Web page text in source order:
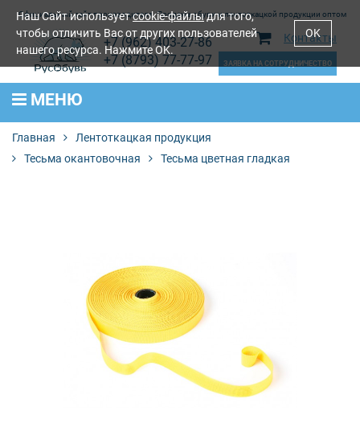
Официальный сайт производителя. Продажа обуви и лентоткацкой продукции оптом
+7 (962) 403-27-86
+7 (8793) 77-77-97
ЗАЯВКА НА СОТРУДНИЧЕСТВО
Контакты
МЕНЮ
Главная
Лентоткацкая продукция
Тесьма окантовочная
Тесьма цветная гладкая
Наш Сайт используетcookie-файлыдля того,
чтобы отличить Вас от других пользователей
нашего ресурса. Нажмите OK.
OK